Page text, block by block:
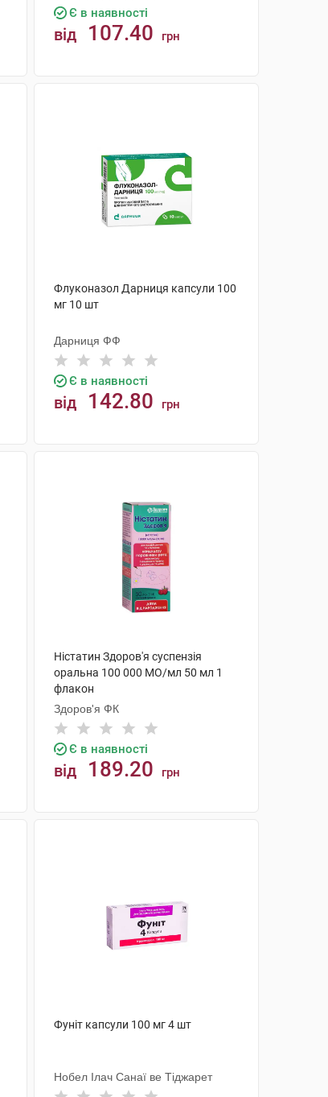
Є в наявності
від 107.40 грн
Флуконазол Дарниця капсули 100
мг 10 шт
Дарниця ФФ
Є в наявності
від 142.80 грн
Ністатин Здоров'я суспензія
оральна 100 000 МО/мл 50 мл 1
флакон
Здоров'я ФК
Є в наявності
від 189.20 грн
Фуніт капсули 100 мг 4 шт
Нобел Ілач Санаї ве Тіджарет